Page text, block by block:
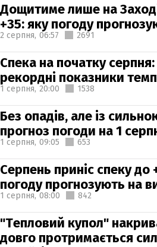
Дощитиме лише на
+35: яку погоду
2 серпня, 06:57 2691
Спека на початку
рекордні показники
1 серпня, 20:00 1538
Без опадів, але із
прогноз погоди на 1
1 серпня, 09:05 653
Серпень приніс спеку до
погоду прогнозують на
1 серпня, 08:00 842
"Тепловий купол"
довго протримається